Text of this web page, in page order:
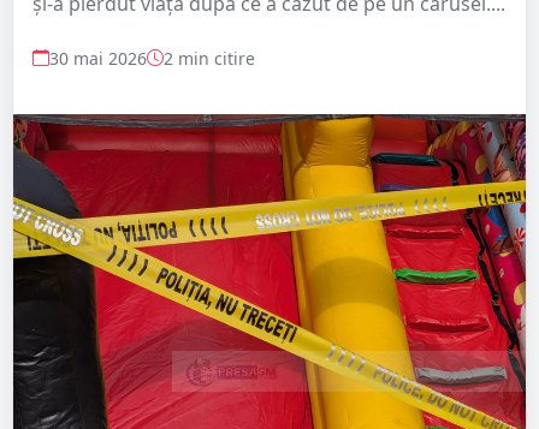
30 mai 2026 2 min citire